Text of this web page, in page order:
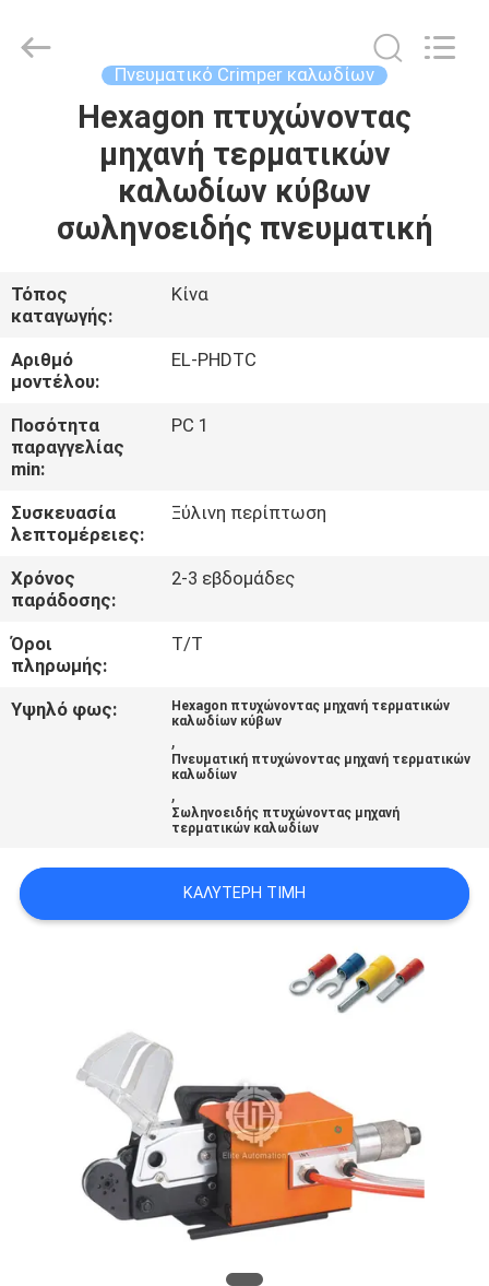
ΠΡΟΪΌΝΤΑ
ΕΜΕΊΣ
ΓΎΡΟΣ
ΕΡΓΟΣΤΑΣΊΩΝ
ΠΟΙΟΤΙΚΌΣ
ΈΛΕΓΧΟΣ
ΜΑΣ
ΕΛΆΤΕ
ΣΕ
ΕΠΑΦΉ
ΜΕ
ΠΕΡΙΠΤΏΣΕΙΣ
SITEMAP
POLICY
Industrial
Πνευματικό Crimper καλωδίων
Hexagon πτυχώνοντας
μηχανή τερματικών
καλωδίων κύβων
σωληνοειδής πνευματική
Τόπος
καταγωγής:
Κίνα
Αριθμό
μοντέλου:
EL-PHDTC
Ποσότητα
παραγγελίας
min:
PC 1
Συσκευασία
λεπτομέρειες:
Ξύλινη περίπτωση
Χρόνος
παράδοσης:
2-3 εβδομάδες
Όροι
πληρωμής:
T/T
Υψηλό φως:
Hexagon πτυχώνοντας μηχανή τερματικών
καλωδίων κύβων
,
Πνευματική πτυχώνοντας μηχανή τερματικών
καλωδίων
,
Σωληνοειδής πτυχώνοντας μηχανή
τερματικών καλωδίων
ΚΑΛΎΤΕΡΗ ΤΙΜΉ